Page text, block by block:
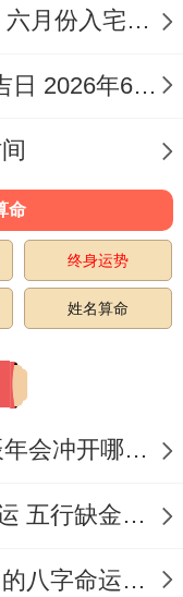
合开展合作签
用「奇门遁
日吉时范围内.
为中途休整
值。可绕行至
吉日同方位
星的潜在助
提前三日进行
六月份入宅黄道吉日2026年 六月份入宅黄道吉日查询
2026年7月适合动土的黄道吉日 2026年6月动土的黄道吉日
命
终身运势
姓名算命
2024辰冲开财库，2024年辰年会冲开哪些人的财库
五行缺金的人是不是没有财运 五行缺金的人命运好不好
己卯日生人八字富贵 己卯日的八字命运如何